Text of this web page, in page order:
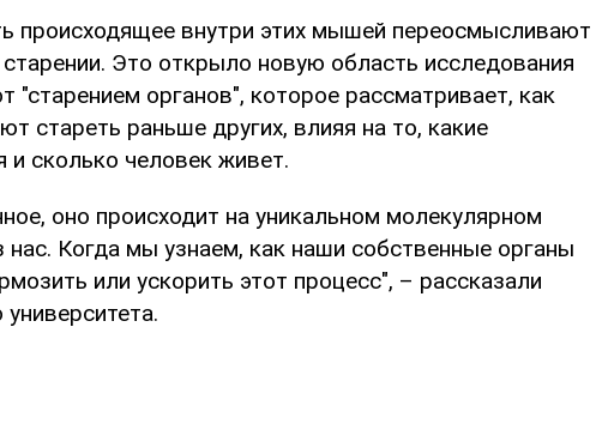
происходящее внутри этих мышей переосмысливают
Это открыло новую область исследования
"старением органов", которое рассматривает, как
стареть раньше других, влияя на то, какие
и сколько человек живет.
оно происходит на уникальном молекулярном
нас. Когда мы узнаем, как наши собственные органы
или ускорить этот процесс", – рассказали